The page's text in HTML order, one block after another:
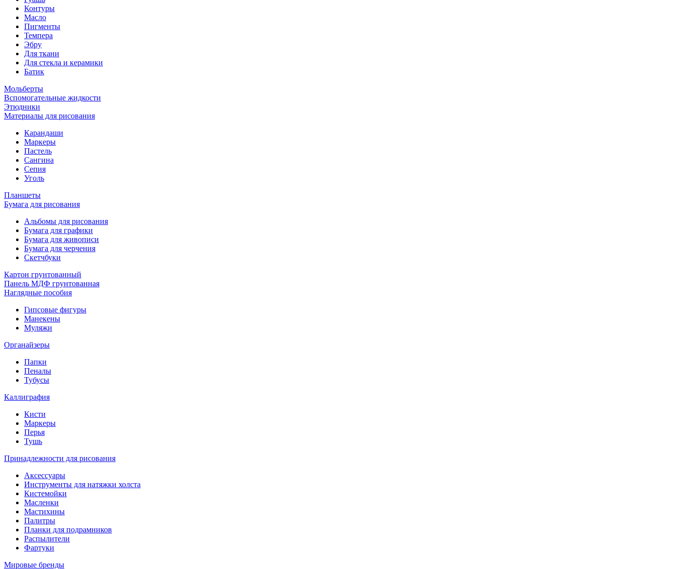
Контуры
Масло
Пигменты
Темпера
Эбру
Для ткани
Для стекла и керамики
Батик
Мольберты
Вспомогательные жидкости
Этюдники
Материалы для рисования
Карандаши
Маркеры
Пастель
Сангина
Сепия
Уголь
Планшеты
Бумага для рисования
Альбомы для рисования
Бумага для графики
Бумага для живописи
Бумага для черчения
Скетчбуки
Картон грунтованный
Панель МДФ грунтованная
Наглядные пособия
Гипсовые фигуры
Манекены
Муляжи
Органайзеры
Папки
Пеналы
Тубусы
Каллиграфия
Кисти
Маркеры
Перья
Тушь
Принадлежности для рисования
Аксессуары
Инструменты для натяжки холста
Кистемойки
Масленки
Мастихины
Палитры
Планки для подрамников
Распылители
Фартуки
Мировые бренды